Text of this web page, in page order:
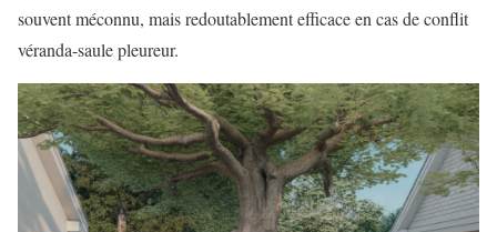
souvent méconnu, mais redoutablement efficace en cas de conflit
véranda-saule pleureur.